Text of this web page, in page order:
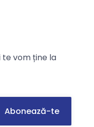
vom ține la